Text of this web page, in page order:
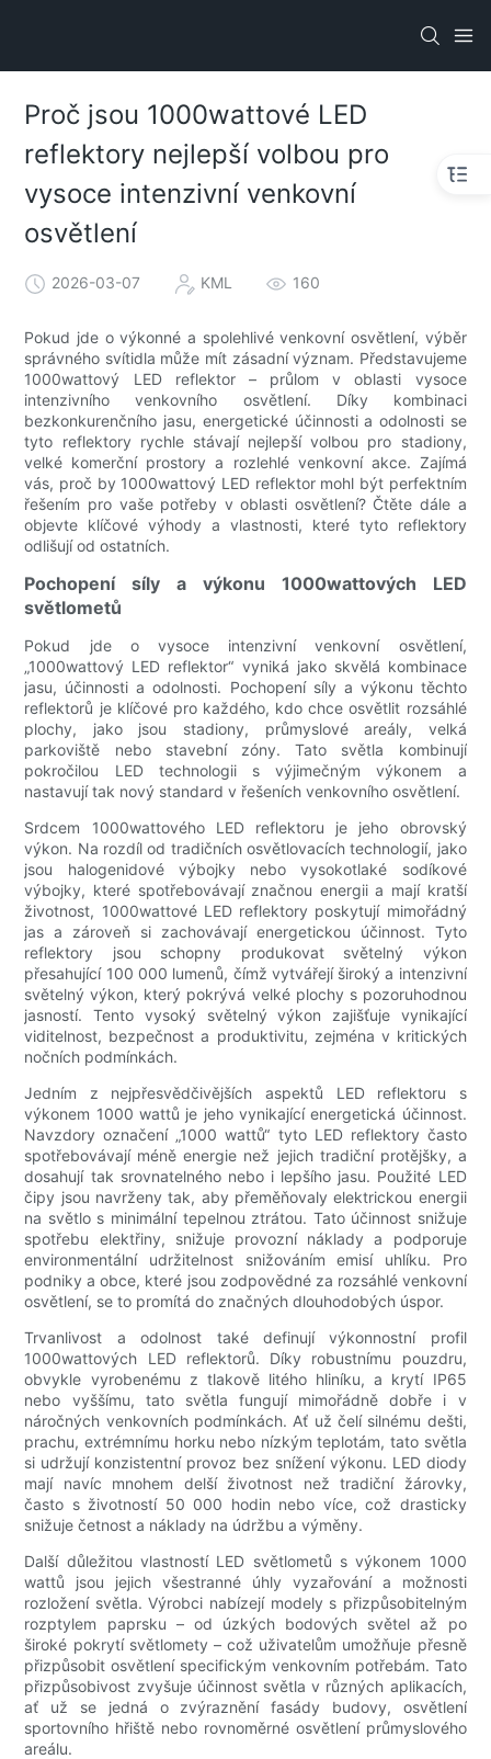
Proč jsou 1000wattové LED
reflektory nejlepší volbou pro
vysoce intenzivní venkovní
osvětlení
2026-03-07 KML 160
Pokud jde o výkonné a spolehlivé venkovní osvětlení, výběr
správného svítidla může mít zásadní význam. Představujeme
1000wattový LED reflektor – průlom v oblasti vysoce
intenzivního venkovního osvětlení. Díky kombinaci
bezkonkurenčního jasu, energetické účinnosti a odolnosti se
tyto reflektory rychle stávají nejlepší volbou pro stadiony,
velké komerční prostory a rozlehlé venkovní akce. Zajímá
vás, proč by 1000wattový LED reflektor mohl být perfektním
řešením pro vaše potřeby v oblasti osvětlení? Čtěte dále a
objevte klíčové výhody a vlastnosti, které tyto reflektory
odlišují od ostatních.
Pochopení síly a výkonu 1000wattových LED
světlometů
Pokud jde o vysoce intenzivní venkovní osvětlení,
„1000wattový LED reflektor“ vyniká jako skvělá kombinace
jasu, účinnosti a odolnosti. Pochopení síly a výkonu těchto
reflektorů je klíčové pro každého, kdo chce osvětlit rozsáhlé
plochy, jako jsou stadiony, průmyslové areály, velká
parkoviště nebo stavební zóny. Tato světla kombinují
pokročilou LED technologii s výjimečným výkonem a
nastavují tak nový standard v řešeních venkovního osvětlení.
Srdcem 1000wattového LED reflektoru je jeho obrovský
výkon. Na rozdíl od tradičních osvětlovacích technologií, jako
jsou halogenidové výbojky nebo vysokotlaké sodíkové
výbojky, které spotřebovávají značnou energii a mají kratší
životnost, 1000wattové LED reflektory poskytují mimořádný
jas a zároveň si zachovávají energetickou účinnost. Tyto
reflektory jsou schopny produkovat světelný výkon
přesahující 100 000 lumenů, čímž vytvářejí široký a intenzivní
světelný výkon, který pokrývá velké plochy s pozoruhodnou
jasností. Tento vysoký světelný výkon zajišťuje vynikající
viditelnost, bezpečnost a produktivitu, zejména v kritických
nočních podmínkách.
Jedním z nejpřesvědčivějších aspektů LED reflektoru s
výkonem 1000 wattů je jeho vynikající energetická účinnost.
Navzdory označení „1000 wattů“ tyto LED reflektory často
spotřebovávají méně energie než jejich tradiční protějšky, a
dosahují tak srovnatelného nebo i lepšího jasu. Použité LED
čipy jsou navrženy tak, aby přeměňovaly elektrickou energii
na světlo s minimální tepelnou ztrátou. Tato účinnost snižuje
spotřebu elektřiny, snižuje provozní náklady a podporuje
environmentální udržitelnost snižováním emisí uhlíku. Pro
podniky a obce, které jsou zodpovědné za rozsáhlé venkovní
osvětlení, se to promítá do značných dlouhodobých úspor.
Trvanlivost a odolnost také definují výkonnostní profil
1000wattových LED reflektorů. Díky robustnímu pouzdru,
obvykle vyrobenému z tlakově litého hliníku, a krytí IP65
nebo vyššímu, tato světla fungují mimořádně dobře i v
náročných venkovních podmínkách. Ať už čelí silnému dešti,
prachu, extrémnímu horku nebo nízkým teplotám, tato světla
si udržují konzistentní provoz bez snížení výkonu. LED diody
mají navíc mnohem delší životnost než tradiční žárovky,
často s životností 50 000 hodin nebo více, což drasticky
snižuje četnost a náklady na údržbu a výměny.
Další důležitou vlastností LED světlometů s výkonem 1000
wattů jsou jejich všestranné úhly vyzařování a možnosti
rozložení světla. Výrobci nabízejí modely s přizpůsobitelným
rozptylem paprsku – od úzkých bodových světel až po
široké pokrytí světlomety – což uživatelům umožňuje přesně
přizpůsobit osvětlení specifickým venkovním potřebám. Tato
přizpůsobivost zvyšuje účinnost světla v různých aplikacích,
ať už se jedná o zvýraznění fasády budovy, osvětlení
sportovního hřiště nebo rovnoměrné osvětlení průmyslového
areálu.